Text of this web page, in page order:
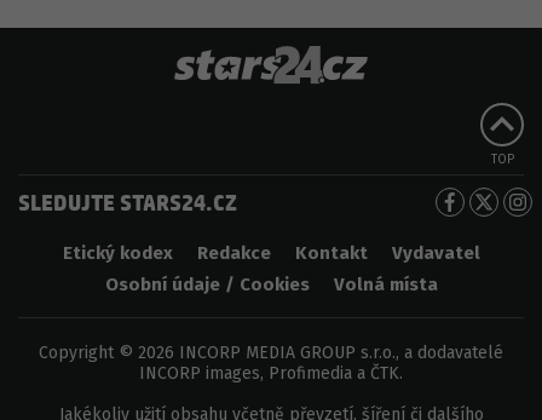
TOP
SLEDUJTE STARS24.CZ
Etický kodex Redakce Kontakt
Vydavatel
Osobní údaje / Cookies
Volná místa
Copyright © 2026 INCORP MEDIA GROUP s.r.o., a dodavatelé
INCORP images, Profimedia a ČTK.
Jakékoliv užití obsahu včetně převzetí, šíření či dalšího